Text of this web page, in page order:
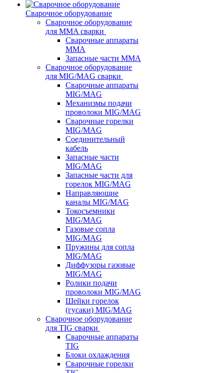
Сварочное оборудование
Сварочное оборудование
для MMA сварки
Сварочные аппараты
MMA
Запасные части MMA
Сварочное оборудование
для MIG/MAG сварки
Сварочные аппараты
MIG/MAG
Механизмы подачи
проволоки MIG/MAG
Сварочные горелки
MIG/MAG
Соединительный
кабель
Запасные части
MIG/MAG
Запасные части для
горелок MIG/MAG
Направляющие
каналы MIG/MAG
Токосъемники
MIG/MAG
Газовые сопла
MIG/MAG
Пружины для сопла
MIG/MAG
Диффузоры газовые
MIG/MAG
Ролики подачи
проволоки MIG/MAG
Шейки горелок
(гусаки) MIG/MAG
Сварочное оборудование
для TIG сварки
Сварочные аппараты
TIG
Блоки охлаждения
Сварочные горелки